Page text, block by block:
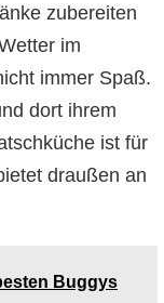
zubereiten
im
immer Spaß.
dort ihrem
ist für
draußen an
Buggys